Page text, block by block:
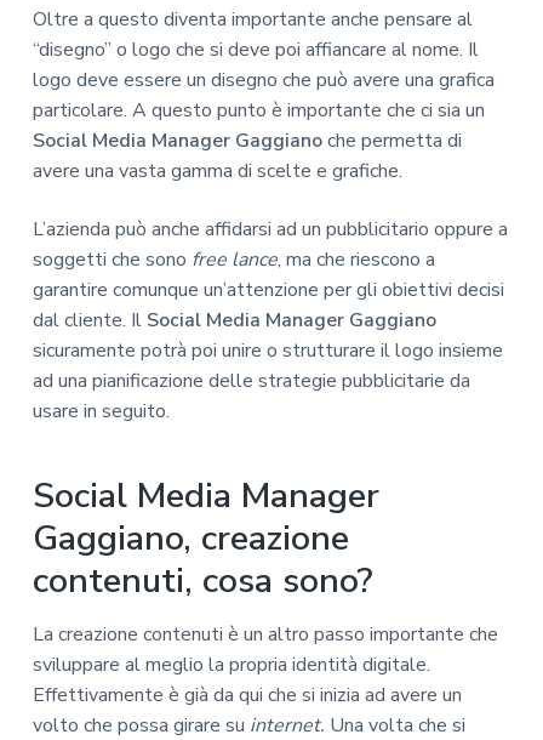
Oltre a questo diventa importante anche pensare al
“disegno” o logo che si deve poi affiancare al nome. Il
logo deve essere un disegno che può avere una grafica
particolare. A questo punto è importante che ci sia un
Social Media Manager Gaggianoche permetta di
avere una vasta gamma di scelte e grafiche.
L’azienda può anche affidarsi ad un pubblicitario oppure a
soggetti che sono free lance, ma che riescono a
garantire comunque un’attenzione per gli obiettivi decisi
dal cliente. Il Social Media Manager Gaggiano
sicuramente potrà poi unire o strutturare il logo insieme
ad una pianificazione delle strategie pubblicitarie da
usare in seguito.
Social Media Manager
Gaggiano, creazione
contenuti, cosa sono?
La creazione contenuti è un altro passo importante che
sviluppare al meglio la propria identità digitale.
Effettivamente è già da qui che si inizia ad avere un
volto che possa girare su internet. Una volta che si